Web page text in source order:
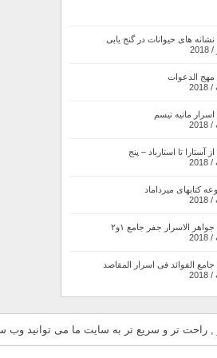
نشانه های حیوانات در گنج یابی
مهج الدعوات
مانیه تیسم
آستارا تا استارباد – پنج
کتابهای میرداماد
الاسرار جفر جامع ۱و۲
جامع الفوائد فی اسرار المقاصد
راحت تر و سریع تر به سایت ما می توانید وب